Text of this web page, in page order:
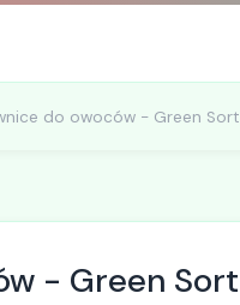
do owoców - Green Sort
- Green Sort